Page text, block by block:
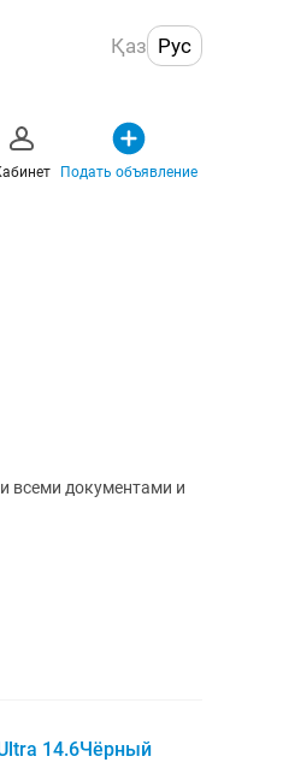
Қаз Рус
Подать объявление
всеми документами и
14.6Чёрный